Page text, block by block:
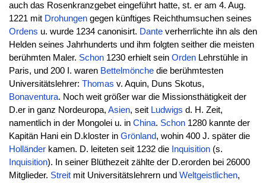
auch das Rosenkranzgebet eingeführt hatte, st. er am 4. Aug.
1221 mit Drohungengegen künftiges Reichthumsuchen seines
Ordens u. wurde 1234 canonisirt. Danteverherrlichte ihn als den
Helden seines Jahrhunderts und ihm folgten seither die meisten
berühmten Maler. Schon1230 erhielt sein OrdenLehrstühle in
Paris, und 200 I. waren Bettelmönchedie berühmtesten
Universitätslehrer: Thomas v. Aquin, Duns Skotus,
Bonaventura. Noch weit größer war die Missionsthätigkeit der
D.er in ganz Nordeuropa, Asien, seit Ludwigs d. H. Zeit,
namentlich in der Mongolei u. in China. Schon1280 kannte der
Kapitän Hani ein D.kloster in Grönland, wohin 400 J. später die
Holländerkamen. D. leiteten seit 1232 die Inquisition(s.
Inquisition). In seiner Blüthezeit zählte der D.erorden bei 26000
Mitglieder. Streitmit Universitätslehrern und Weltgeistlichen,